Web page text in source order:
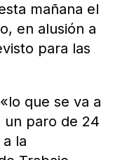
mañana el
en alusión a
para las
que se va a
un paro de 24
la